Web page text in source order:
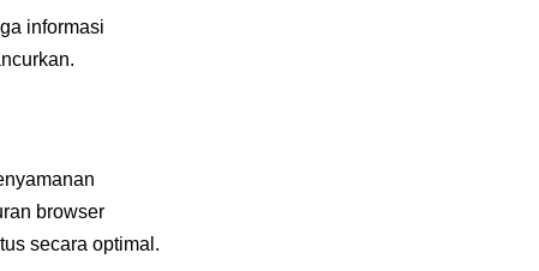
informasi
browser
secara optimal.